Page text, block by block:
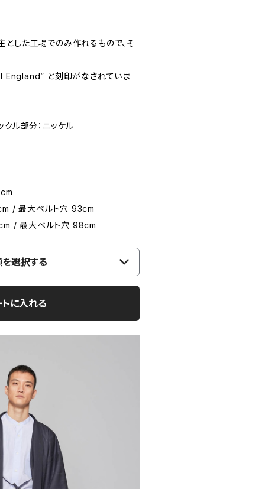
とした工場でのみ作れるもので、そ
と刻印がなされていま
ル部分：ニッケル
/ 最大ベルト穴 93cm
/ 最大ベルト穴 98cm
選択する
に入れる